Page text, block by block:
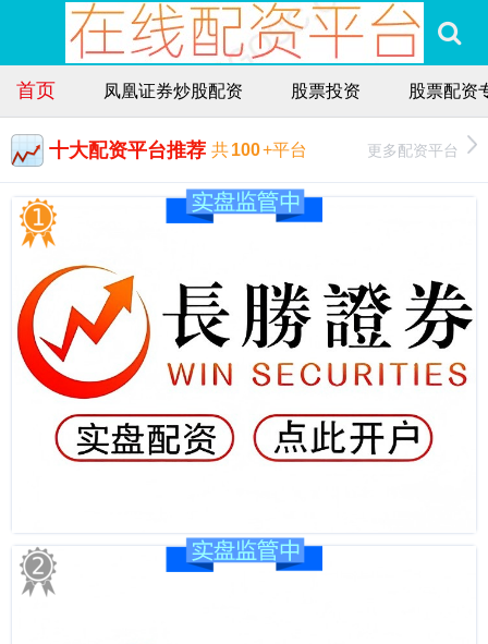
首页 凤凰证券炒股配资 股票投资 股票配资
十大配资平台推荐 共100+平台 更多配资平台